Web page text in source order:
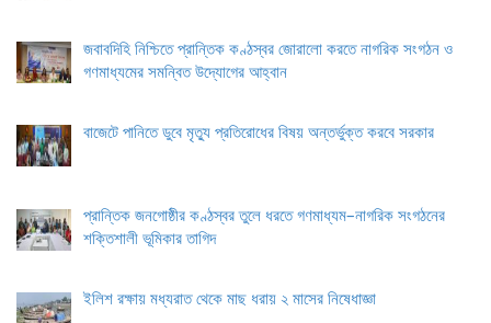
জবাবদিহি নিশ্চিতে প্রান্তিক কণ্ঠস্বর জোরালো করতে নাগরিক সংগঠন ও
গণমাধ্যমের সমন্বিত উদ্যোগের আহ্বান
বাজেটে পানিতে ডুবে মৃত্যু প্রতিরোধের বিষয় অন্তর্ভুক্ত করবে সরকার
প্রান্তিক জনগোষ্ঠীর কণ্ঠস্বর তুলে ধরতে গণমাধ্যম–নাগরিক সংগঠনের
শক্তিশালী ভূমিকার তাগিদ
ইলিশ রক্ষায় মধ্যরাত থেকে মাছ ধরায় ২ মাসের নিষেধাজ্ঞা